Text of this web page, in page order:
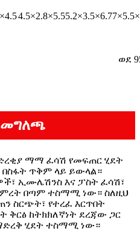
4.5×2.8×5.55.2×3.5×6.7
ወደ
ማማ ፈሳሽ የመፍጠር ሂደት
ጥቅም ላይ ይውላል።
ኢሙሌሽንስ እና ፓስት ፈሳሽ፣
በጣም ተስማሚ ነው። ስለዚህ
ስርጭት፣ የተረፈ እርጥበት
ቅርፅ ከትክክለኛነት ደረጃው ጋር
ሂደት ተስማሚ ነው።